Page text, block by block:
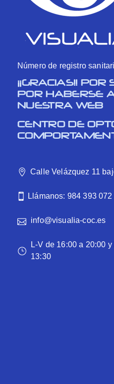
Número de registro
¡¡GRACIAS!!
POR HABERSE
NUESTRA WEB
CENTRO DE
Calle Velázquez 11
Llámanos: 984 393 072
info@visualia-coc.es
L-V de 16:00 a 20:00
13:30